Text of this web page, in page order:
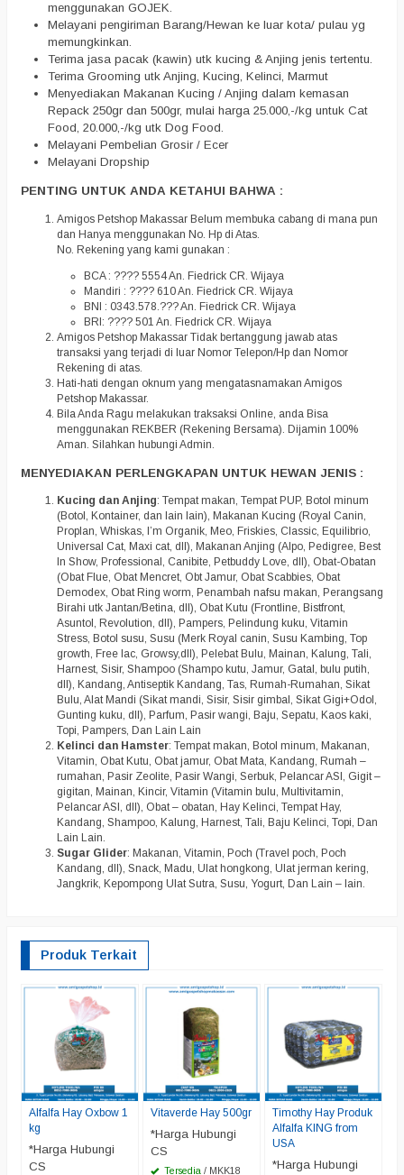
menggunakan GOJEK.
Melayani pengiriman Barang/Hewan ke luar kota/ pulau yg
memungkinkan.
Terima jasa pacak (kawin) utk kucing & Anjing jenis tertentu.
Terima Grooming utk Anjing, Kucing, Kelinci, Marmut
Menyediakan Makanan Kucing / Anjing dalam kemasan
Repack 250gr dan 500gr, mulai harga 25.000,-/kg untuk Cat
Food, 20.000,-/kg utk Dog Food.
Melayani Pembelian Grosir / Ecer
Melayani Dropship
PENTING UNTUK ANDA KETAHUI BAHWA :
Amigos Petshop Makassar Belum membuka cabang di mana pun
dan Hanya menggunakan No. Hp di Atas.
No. Rekening yang kami gunakan :
BCA : ???? 5554 An. Fiedrick CR. Wijaya
Mandiri : ???? 610 An. Fiedrick CR. Wijaya
BNI : 0343.578.??? An. Fiedrick CR. Wijaya
BRI: ???? 501 An. Fiedrick CR. Wijaya
Amigos Petshop Makassar Tidak bertanggung jawab atas
transaksi yang terjadi di luar Nomor Telepon/Hp dan Nomor
Rekening di atas.
Hati-hati dengan oknum yang mengatasnamakan Amigos
Petshop Makassar.
Bila Anda Ragu melakukan traksaksi Online, anda Bisa
menggunakan REKBER (Rekening Bersama). Dijamin 100%
Aman. Silahkan hubungi Admin.
MENYEDIAKAN PERLENGKAPAN UNTUK HEWAN JENIS :
Kucing dan Anjing: Tempat makan, Tempat PUP, Botol minum
(Botol, Kontainer, dan lain lain), Makanan Kucing (Royal Canin,
Proplan, Whiskas, I’m Organik, Meo, Friskies, Classic, Equilibrio,
Universal Cat, Maxi cat, dll), Makanan Anjing (Alpo, Pedigree, Best
In Show, Professional, Canibite, Petbuddy Love, dll), Obat-Obatan
(Obat Flue, Obat Mencret, Obt Jamur, Obat Scabbies, Obat
Demodex, Obat Ring worm, Penambah nafsu makan, Perangsang
Birahi utk Jantan/Betina, dll), Obat Kutu (Frontline, Bistfront,
Asuntol, Revolution, dll), Pampers, Pelindung kuku, Vitamin
Stress, Botol susu, Susu (Merk Royal canin, Susu Kambing, Top
growth, Free lac, Growsy,dll), Pelebat Bulu, Mainan, Kalung, Tali,
Harnest, Sisir, Shampoo (Shampo kutu, Jamur, Gatal, bulu putih,
dll), Kandang, Antiseptik Kandang, Tas, Rumah-Rumahan, Sikat
Bulu, Alat Mandi (Sikat mandi, Sisir, Sisir gimbal, Sikat Gigi+Odol,
Gunting kuku, dll), Parfum, Pasir wangi, Baju, Sepatu, Kaos kaki,
Topi, Pampers, Dan Lain Lain
Kelinci dan Hamster: Tempat makan, Botol minum, Makanan,
Vitamin, Obat Kutu, Obat jamur, Obat Mata, Kandang, Rumah –
rumahan, Pasir Zeolite, Pasir Wangi, Serbuk, Pelancar ASI, Gigit –
gigitan, Mainan, Kincir, Vitamin (Vitamin bulu, Multivitamin,
Pelancar ASI, dll), Obat – obatan, Hay Kelinci, Tempat Hay,
Kandang, Shampoo, Kalung, Harnest, Tali, Baju Kelinci, Topi, Dan
Lain Lain.
Sugar Glider: Makanan, Vitamin, Poch (Travel poch, Poch
Kandang, dll), Snack, Madu, Ulat hongkong, Ulat jerman kering,
Jangkrik, Kepompong Ulat Sutra, Susu, Yogurt, Dan Lain – lain.
Produk Terkait
Alfalfa Hay Oxbow 1
kg
*Harga Hubungi
CS
Vitaverde Hay 500gr
*Harga Hubungi
CS
Tersedia / MKK18
Timothy Hay Produk
Alfalfa KING from
USA
*Harga Hubungi